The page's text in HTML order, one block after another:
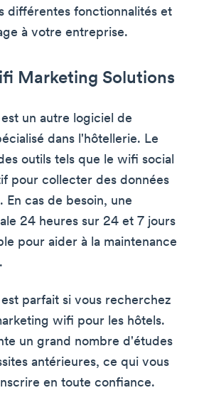
différentes fonctionnalités et
à votre entreprise.
Marketing Solutions
un autre logiciel de
dans l'hôtellerie. Le
outils tels que le wifi social
pour collecter des données
En cas de besoin, une
24 heures sur 24 et 7 jours
pour aider à la maintenance
parfait si vous recherchez
wifi pour les hôtels.
un grand nombre d'études
antérieures, ce qui vous
en toute confiance.